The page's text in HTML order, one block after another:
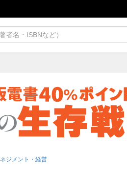
ジメント・経営